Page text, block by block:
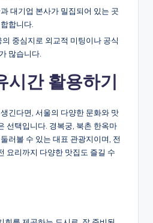
대기업 본사가 밀집되어 있는 곳
합니다.
의 중심지로 외교적 미팅이나 공식
많습니다.
시간 활용하기
긴다면, 서울의 다양한 문화와 맛
선택입니다. 경복궁, 북촌 한옥마
러볼 수 있는 대표 관광지이며, 전
요리까지 다양한 맛집도 즐길 수